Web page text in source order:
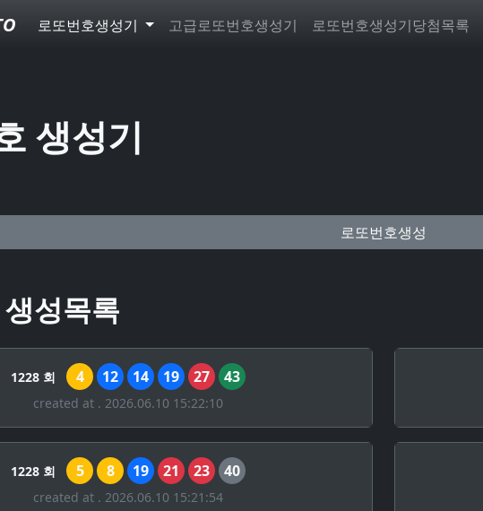
로또번호생성기 고급로또번호생성기 로또번호생성기당첨목록
생성기
로또번호생성
성목록
1228 회 4 12 14 19 27 43
created at . 2026.06.10 15:22:10
1228 회 5 8 19 21 23 40
created at . 2026.06.10 15:21:54